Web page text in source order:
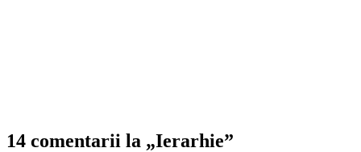
14 comentarii la „Ierarhie”